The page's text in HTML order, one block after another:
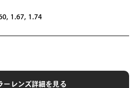
1.67, 1.74
ーレンズ詳細を見る